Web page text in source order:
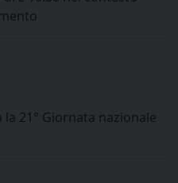
21° Giornata nazionale